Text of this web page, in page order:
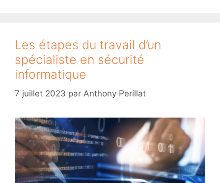
Les étapes du travail d’un
spécialiste en sécurité
informatique
7 juillet 2023 par Anthony Perillat